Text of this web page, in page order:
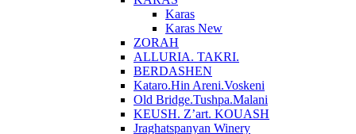
Karas
Karas New
ZORAH
ALLURIA. TAKRI.
BERDASHEN
Kataro.Hin Areni.Voskeni
Old Bridge.Tushpa.Malani
KEUSH. Z’art. KOUASH
Jraghatspanyan Winery